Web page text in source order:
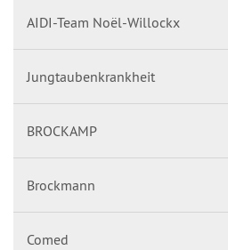
AIDI-Team Noël-Willockx
Jungtaubenkrankheit
BROCKAMP
Brockmann
Comed